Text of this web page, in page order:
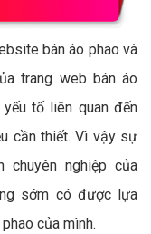
bán áo phao và
trang web bán áo
tố liên quan đến
cần thiết. Vì vậy sự
nghiệp của
sớm có được lựa
của mình.